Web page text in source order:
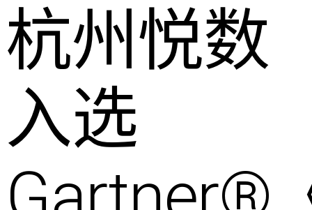
杭州悦数
入选